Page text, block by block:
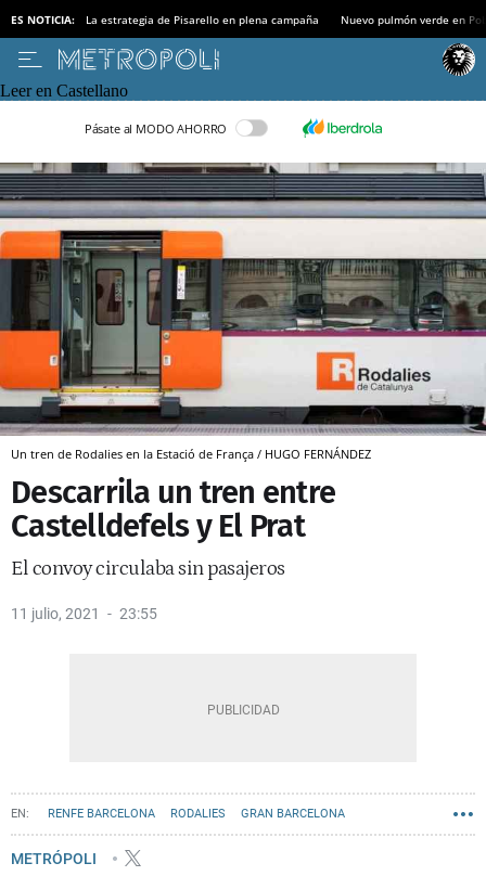
ES NOTICIA: La estrategia de Pisarello en plena campaña Nuevo pulmón verde en
Leer en Castellano
Pásate al MODO AHORRO
Un tren de Rodalies en la Estació de França / HUGO FERNÁNDEZ
Descarrila un tren entre
Castelldefels y El Prat
El convoy circulaba sin pasajeros
11 julio, 2021 23:55
RENFE BARCELONA RODALIES GRAN BARCELONA
METRÓPOLI